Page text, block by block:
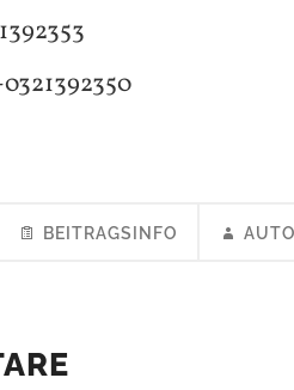
BEITRAGSINFO